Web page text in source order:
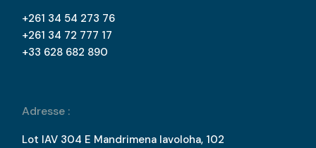
+261 34 54 273 76
+261 34 72 777 17
+33 628 682 890
Adresse :
Lot IAV 304 E Mandrimena Iavoloha, 102